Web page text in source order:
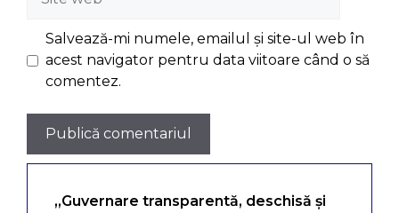
web
Salvează-mi numele, emailul și site-ul web în
acest navigator pentru data viitoare când o să
comentez.
„Guvernare transparentă, deschisă și